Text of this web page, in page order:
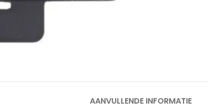
AANVULLENDE INFORMATIE